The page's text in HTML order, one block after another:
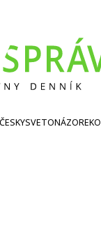
ČESKYSVETONÁZOR